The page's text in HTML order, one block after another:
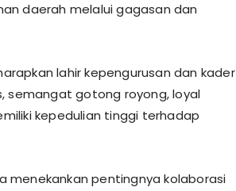
daerah melalui gagasan dan
lahir kepengurusan dan kader
semangat gotong royong, loyal
kepedulian tinggi terhadap
menekankan pentingnya kolaborasi